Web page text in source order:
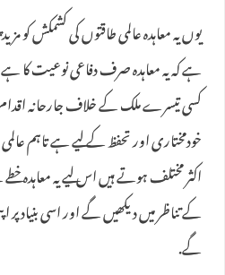
یوں یہ معاہدہ عالمی طاقتوں کی کشمکش کو
ہے کہ یہ معاہدہ صرف دفاعی نوعیت کا
کسی تیسرے ملک کے خلاف جارحانہ
خودمختاری اور تحفظ کے لیے ہے تاہم
اکثر مختلف ہوتے ہیں اس لیے یہ معاہدہ
کے تناظر میں دیکھیں گے اور اسی بنیاد
گے.